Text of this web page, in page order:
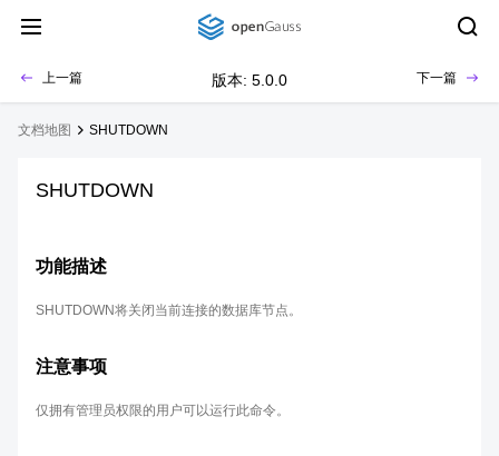
上一篇 版本: 5.0.0 下一篇
文档地图 SHUTDOWN
SHUTDOWN
功能描述
SHUTDOWN将关闭当前连接的数据库节点。
注意事项
仅拥有管理员权限的用户可以运行此命令。